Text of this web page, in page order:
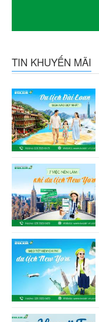
TIN KHUYẾN MÃI